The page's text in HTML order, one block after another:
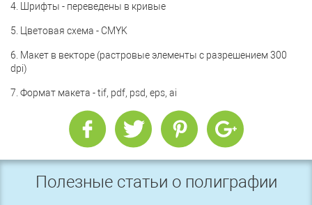
4. Шрифты - переведены в кривые
5. Цветовая схема - CMYK
6. Макет в векторе (растровые элементы с разрешением 300
dpi)
7. Формат макета - tif, pdf, psd, eps, ai
Полезные статьи о полиграфии